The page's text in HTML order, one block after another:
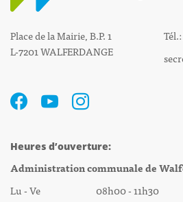
Place de la Mairie, B.P. 1
L-7201 WALFERDANGE
Heures d’ouverture:
Administration communale de
Lu - Ve 08h00 - 11h30